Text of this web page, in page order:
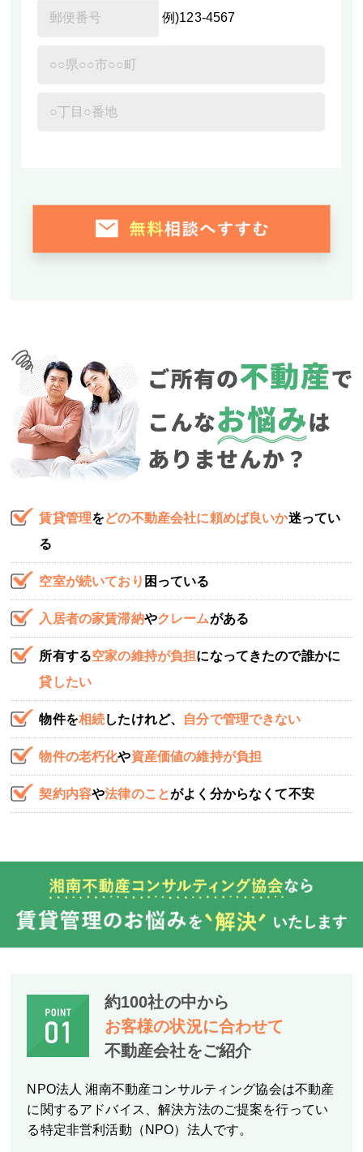
例)123-4567
賃貸管理をどの不動産会社に頼めば良いか迷ってい
る
空室が続いており 困っている
入居者の家賃滞納やクレームがある
所有する空家の維持が負担になってきたので誰かに
貸したい
物件を相続したけれど、 自分で管理できない
物件の老朽化や資産価値の維持が負担
契約内容や法律のことがよく分からなくて不安
約100社の中から
お客様の状況に合わせて
不動産会社をご紹介
NPO法人 湘南不動産コンサルティング協会は不動産
に関するアドバイス、解決方法のご提案を行ってい
る特定非営利活動（NPO）法人です。